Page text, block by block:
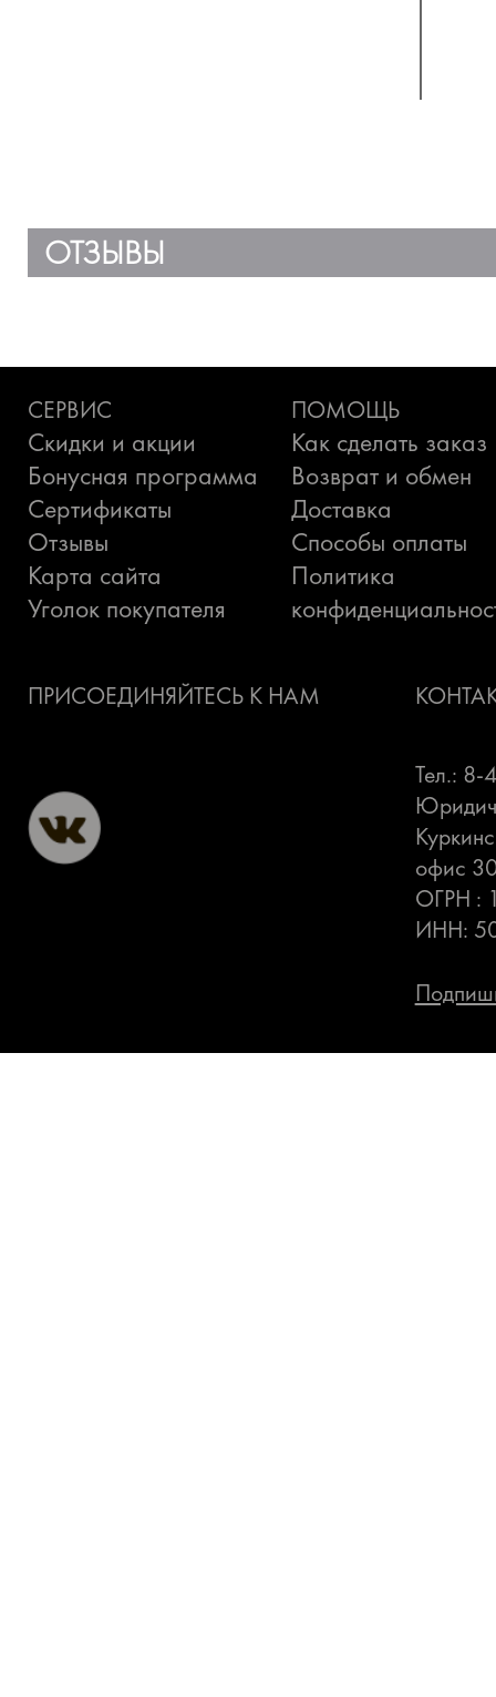
ОТЗЫВЫ
СЕРВИС
Скидки и акции
Бонусная программа
Сертификаты
Отзывы
Карта сайта
Уголок покупателя
ПОМОЩЬ
Как сделать заказ
Возврат и обмен
Доставка
Способы оплаты
Политика
ПРИСОЕДИНЯЙТЕСЬ К НАМ
Тел.: 8-
офис
ОГРН :
ИНН: